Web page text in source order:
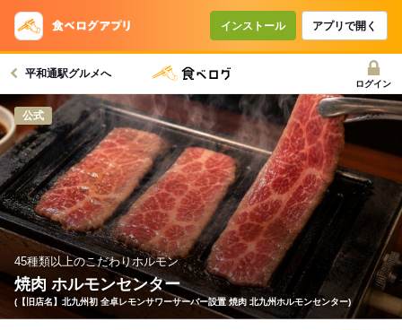
インストール アプリで開く
平和通駅グルメへ
ログイン
公式
45種類以上のこだわりホルモン
焼肉 ホルモンセンター
(【旧店名】北九州初 全卓レモンサワーサーバー設置 焼肉 北九州ホルモンセンター)
コースで使えるクーポン
戻る
クーポンを利用せず予約する